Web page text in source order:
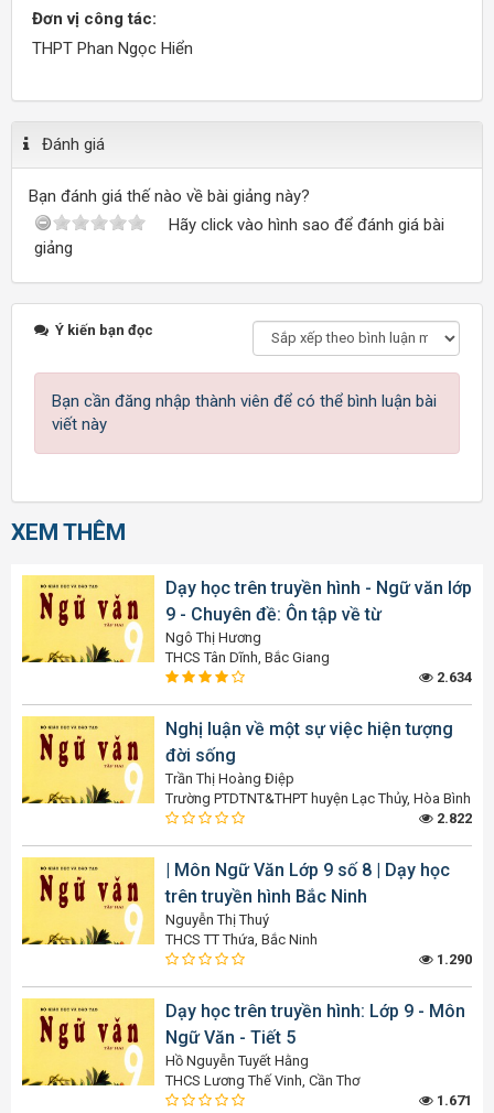
Đơn vị công tác:
THPT Phan Ngọc Hiển
Đánh giá
Bạn đánh giá thế nào về bài giảng này?
Hãy click vào hình sao để đánh giá bài
giảng
Ý kiến bạn đọc
Bạn cần đăng nhập thành viên để có thể bình luận bài
viết này
XEM THÊM
Dạy học trên truyền hình - Ngữ văn lớp
9 - Chuyên đề: Ôn tập về từ
Ngô Thị Hương
THCS Tân Dĩnh, Bắc Giang
2.634
Nghị luận về một sự việc hiện tượng
đời sống
Trần Thị Hoàng Điệp
Trường PTDTNT&THPT huyện Lạc Thủy, Hòa Bình
2.822
| Môn Ngữ Văn Lớp 9 số 8 | Dạy học
trên truyền hình Bắc Ninh
Nguyễn Thị Thuý
THCS TT Thứa, Bắc Ninh
1.290
Dạy học trên truyền hình: Lớp 9 - Môn
Ngữ Văn - Tiết 5
Hồ Nguyễn Tuyết Hằng
THCS Lương Thế Vinh, Cần Thơ
1.671